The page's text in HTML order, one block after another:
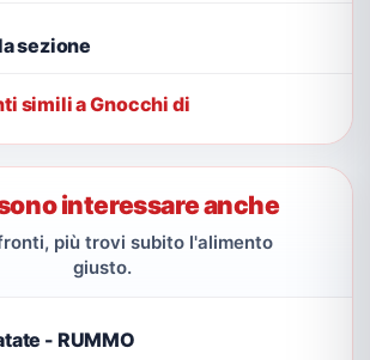
sezione
simili a Gnocchi di
interessare anche
più trovi subito l'alimento
giusto.
- RUMMO